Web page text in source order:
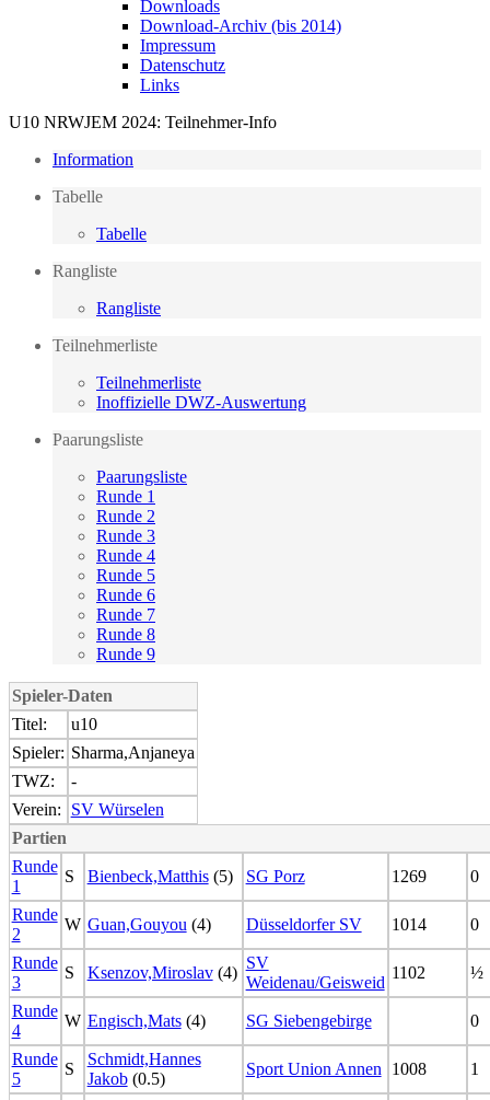
Downloads
Download-Archiv (bis 2014)
Impressum
Datenschutz
Links
U10 NRWJEM 2024: Teilnehmer-Info
Information
Tabelle
Tabelle
Rangliste
Rangliste
Teilnehmerliste
Teilnehmerliste
Inoffizielle DWZ-Auswertung
Paarungsliste
Paarungsliste
Runde 1
Runde 2
Runde 3
Runde 4
Runde 5
Runde 6
Runde 7
Runde 8
Runde 9
Spieler-Daten
Titel:
u10
Spieler: Sharma,Anjaneya
TWZ:
-
Verein:
SV Würselen
Partien
Runde
1
S Bienbeck,Matthis(5) SG Porz 1269 0
Runde
2
W Guan,Gouyou (4) Düsseldorfer SV 1014 0
Runde
3
S Ksenzov,Miroslav(4)
SV
Weidenau/Geisweid
1102 ½
Runde
4
W Engisch,Mats(4) SG Siebengebirge 0
Runde
5
S
Schmidt,Hannes
Jakob(0.5)
Sport Union Annen 1008 1